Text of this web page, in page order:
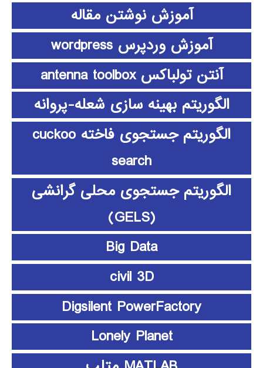
آموزش نوشتن مقاله
آموزش وردپرس wordpress
آنتن تولباکس antenna toolbox
الگوریتم بهینه سازی شعله-پروانه
الگوریتم جستجوی فاخته cuckoo
search
الگوریتم جستجوی محلی گرانشی
(GELS)
Big Data
civil 3D
Digsilent PowerFactory
Lonely Planet